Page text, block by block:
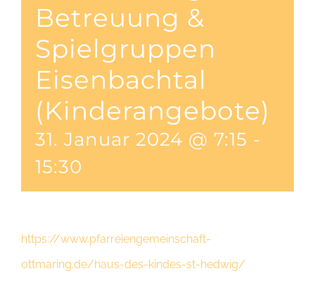
Betreuung &
Spielgruppen
Eisenbachtal
(Kinderangebote)
31. Januar 2024 @ 7:15 -
15:30
https://www.pfarreiengemeinschaft-
ottmaring.de/haus-des-kindes-st-hedwig/